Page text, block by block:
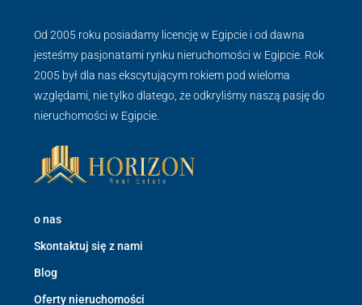
Od 2005 roku posiadamy licencję w Egipcie i od dawna
jesteśmy pasjonatami rynku nieruchomości w Egipcie. Rok
2005 był dla nas ekscytującym rokiem pod wieloma
względami, nie tylko dlatego, że odkryliśmy naszą pasję do
nieruchomości w Egipcie.
o nas
Skontaktuj się z nami
Blog
Oferty nieruchomości